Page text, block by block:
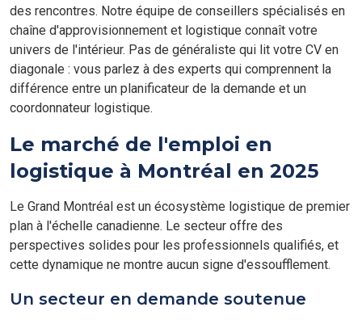
des rencontres. Notre équipe de conseillers spécialisés en
chaîne d'approvisionnement et logistique connaît votre
univers de l'intérieur. Pas de généraliste qui lit votre CV en
diagonale : vous parlez à des experts qui comprennent la
différence entre un planificateur de la demande et un
coordonnateur logistique.
Le marché de l'emploi en
logistique à Montréal en 2025
Le Grand Montréal est un écosystème logistique de premier
plan à l'échelle canadienne. Le secteur offre des
perspectives solides pour les professionnels qualifiés, et
cette dynamique ne montre aucun signe d'essoufflement.
Un secteur en demande soutenue